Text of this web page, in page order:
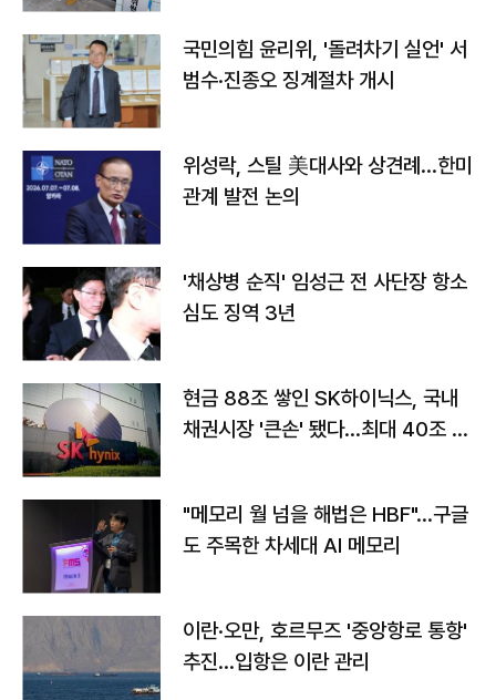
국민의힘 윤리위, '돌려차기 실언' 서
범수·진종오 징계절차 개시
위성락, 스틸 美대사와 상견례…한미
관계 발전 논의
'채상병 순직' 임성근 전 사단장 항소
심도 징역 3년
현금 88조 쌓인 SK하이닉스, 국내
채권시장 '큰손' 됐다…최대 40조 투
"메모리 월 넘을 해법은 HBF"…구글
도 주목한 차세대 AI 메모리
이란·오만, 호르무즈 '중앙항로 통항'
추진…입항은 이란 관리